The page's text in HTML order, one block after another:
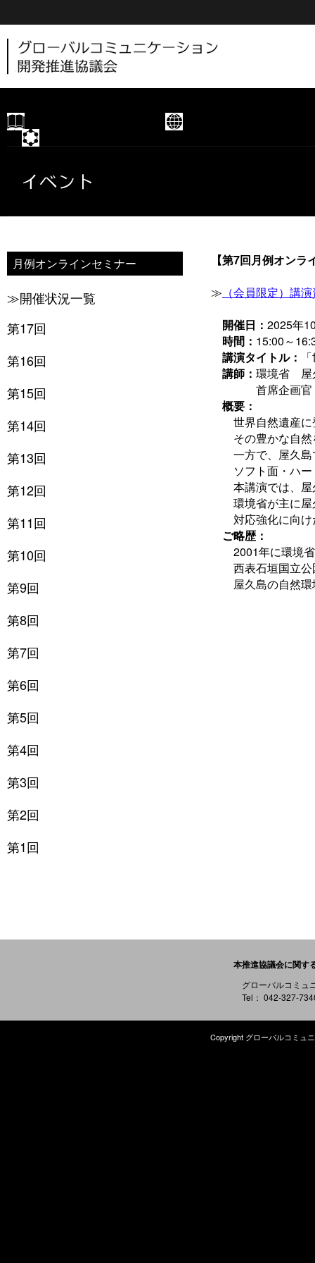
【第7回月例オン
≫ （会員限定）講
開催日： 2025年
時間： 15:00～
講演タイトル：
講師： 環境省 屋
首席企画官
概要：
世界自然遺産に
その豊かな自然
一方で、屋久島
ソフト面・ハー
本講演では、屋
環境省が主に屋
対応強化に向け
ご略歴：
2001年に環境省
西表石垣国立公
屋久島の自然環
月例オンラインセミナー
≫開催状況一覧
第17回
第16回
第15回
第14回
第13回
第12回
第11回
第10回
第9回
第8回
第7回
第6回
第5回
第4回
第3回
第2回
第1回
本推進協議会に関す
グローバルコミ
Tel： 042-327-
Copyright グローバルコミュ